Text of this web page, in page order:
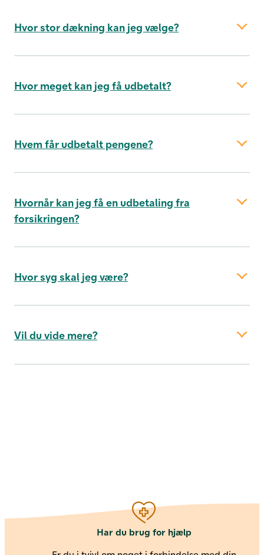
Hvor stor dækning kan jeg vælge?
møde.
Hvor meget kan jeg få udbetalt?
logge ind
Hvem får udbetalt pengene?
Hvornår kan jeg få en udbetaling fra
forsikringen?
Hvor syg skal jeg være?
Vil du vide mere?
Har du brug for hjælp